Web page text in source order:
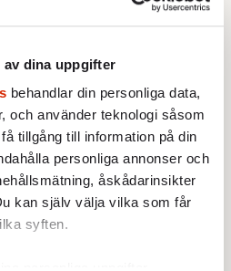
dina uppgifter
behandlar din personliga data,
och använder teknologi såsom
tillgång till information på din
personliga annonser och
åskådarinsikter
kan själv välja vilka som får
syften.
Hon jämförde
Sannfinländarna
Sverige växer
sig större för varje dag
pryda Sverige kastar
över varje sate som